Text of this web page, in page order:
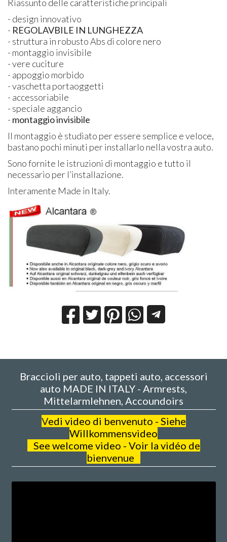
Riassunto delle caratteristiche principali
- design innovativo
- REGOLAVBILE IN LUNGHEZZA
- struttura in robusto Abs di colore nero
- montaggio invisibile
- vere cuciture
- appoggio morbido
- vaschetta portaoggetti
- accessoriabile
- speciale aggancio
- montaggio invisibile
Il montaggio è studiato per essere semplice e veloce,
bastano pochi minuti per installarlo nella vostra auto.
Sono fornite le istruzioni di montaggio e tutto il
necessario per l’installazione.
Interamente Made in Italy.
Braccioli per auto, tappeti auto, accessori
auto MADE IN ITALY - Armrests,
Mittelarmlehnen, Accoundoirs
Vedi video di benvenuto - Siehe
Willkommensvideo
See welcome video - Voir la vidéo de
bienvenue